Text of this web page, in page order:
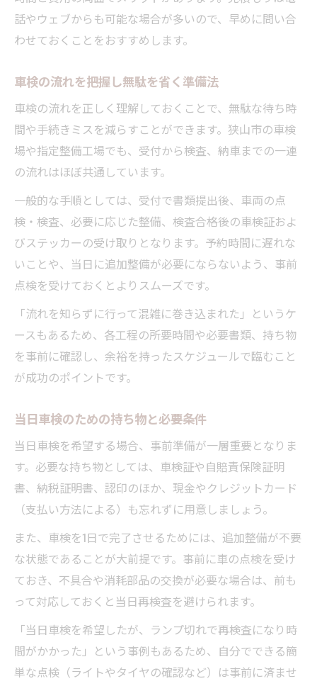
話やウェブからも可能な場合が多いので、早めに問い合
わせておくことをおすすめします。
車検の流れを把握し無駄を省く準備法
車検の流れを正しく理解しておくことで、無駄な待ち時
間や手続きミスを減らすことができます。狭山市の車検
場や指定整備工場でも、受付から検査、納車までの一連
の流れはほぼ共通しています。
一般的な手順としては、受付で書類提出後、車両の点
検・検査、必要に応じた整備、検査合格後の車検証およ
びステッカーの受け取りとなります。予約時間に遅れな
いことや、当日に追加整備が必要にならないよう、事前
点検を受けておくとよりスムーズです。
「流れを知らずに行って混雑に巻き込まれた」というケ
ースもあるため、各工程の所要時間や必要書類、持ち物
を事前に確認し、余裕を持ったスケジュールで臨むこと
が成功のポイントです。
当日車検のための持ち物と必要条件
当日車検を希望する場合、事前準備が一層重要となりま
す。必要な持ち物としては、車検証や自賠責保険証明
書、納税証明書、認印のほか、現金やクレジットカード
（支払い方法による）も忘れずに用意しましょう。
また、車検を1日で完了させるためには、追加整備が不要
な状態であることが大前提です。事前に車の点検を受け
ておき、不具合や消耗部品の交換が必要な場合は、前も
って対応しておくと当日再検査を避けられます。
「当日車検を希望したが、ランプ切れで再検査になり時
間がかかった」という事例もあるため、自分でできる簡
単な点検（ライトやタイヤの確認など）は事前に済ませ